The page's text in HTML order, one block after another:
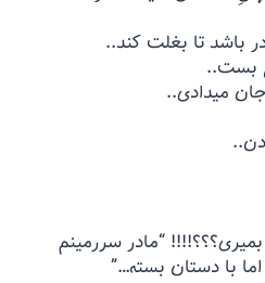
باشد تا بغلت کند..
بست..
میدادی..
“مادر سررمینم
با دستان بسته…”